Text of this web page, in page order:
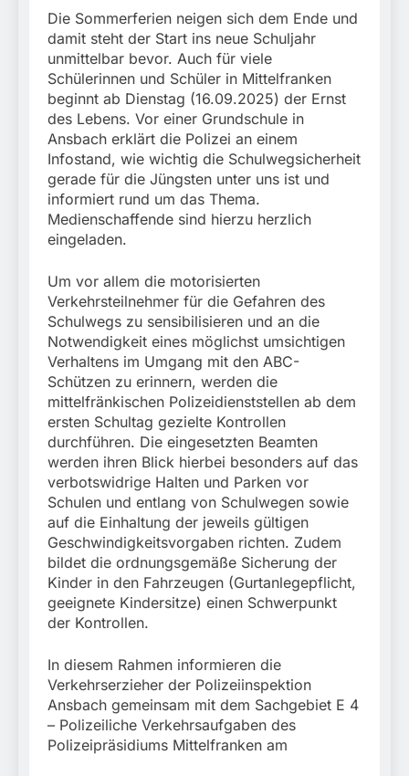
verletzt
Bahngebäude
(Sendling)
5. August 2026
Die Sommerferien neigen sich dem Ende und
damit steht der Start ins neue Schuljahr
unmittelbar bevor. Auch für viele
Schülerinnen und Schüler in Mittelfranken
beginnt ab Dienstag (16.09.2025) der Ernst
des Lebens. Vor einer Grundschule in
Ansbach erklärt die Polizei an einem
Infostand, wie wichtig die Schulwegsicherheit
gerade für die Jüngsten unter uns ist und
informiert rund um das Thema.
Medienschaffende sind hierzu herzlich
eingeladen.
Um vor allem die motorisierten
Verkehrsteilnehmer für die Gefahren des
Schulwegs zu sensibilisieren und an die
Notwendigkeit eines möglichst umsichtigen
Verhaltens im Umgang mit den ABC-
Schützen zu erinnern, werden die
mittelfränkischen Polizeidienststellen ab dem
ersten Schultag gezielte Kontrollen
durchführen. Die eingesetzten Beamten
werden ihren Blick hierbei besonders auf das
verbotswidrige Halten und Parken vor
Schulen und entlang von Schulwegen sowie
auf die Einhaltung der jeweils gültigen
Geschwindigkeitsvorgaben richten. Zudem
bildet die ordnungsgemäße Sicherung der
Kinder in den Fahrzeugen (Gurtanlegepflicht,
geeignete Kindersitze) einen Schwerpunkt
der Kontrollen.
In diesem Rahmen informieren die
Verkehrserzieher der Polizeiinspektion
Ansbach gemeinsam mit dem Sachgebiet E 4
– Polizeiliche Verkehrsaufgaben des
Polizeipräsidiums Mittelfranken am